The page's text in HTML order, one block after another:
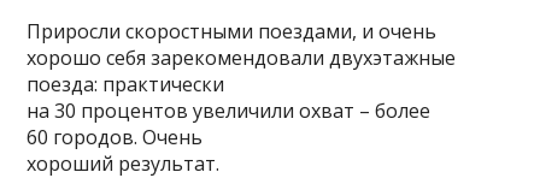
Приросли скоростными поездами, и очень
хорошо себя зарекомендовали двухэтажные
поезда: практически
на 30 процентов увеличили охват – более
60 городов. Очень
хороший результат.